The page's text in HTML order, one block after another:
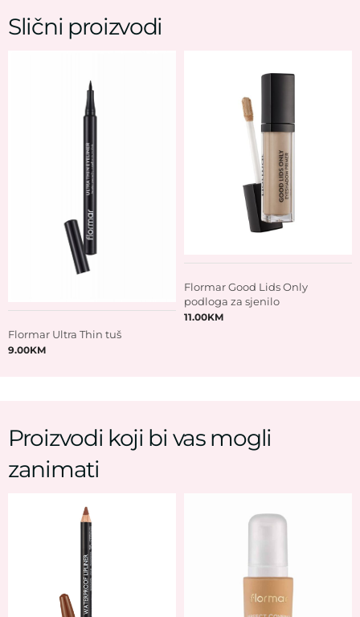
Slični proizvodi
Flormar Ultra Thin tuš
9.00KM
Flormar Good Lids Only
podloga za sjenilo
11.00KM
Proizvodi koji bi vas mogli
zanimati